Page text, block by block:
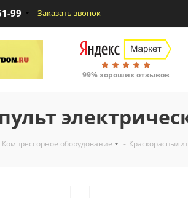
99 Заказать звонок
99% хороших отзывов
Компрессорное оборудование -